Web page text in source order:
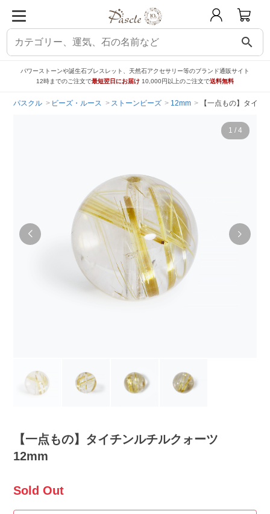
search
パワーストーンや誕生石ブレスレット、天然石アクセサリー等のブランド通販サイト
12時までのご注文で最短翌日にお届け 10,000円以上のご注文で送料無料
パスクル ビーズ・ルース ストーンビーズ 12mm 【一点もの】タイチ
1 / 4
【一点もの】タイチンルチルクォーツ
12mm
Sold Out